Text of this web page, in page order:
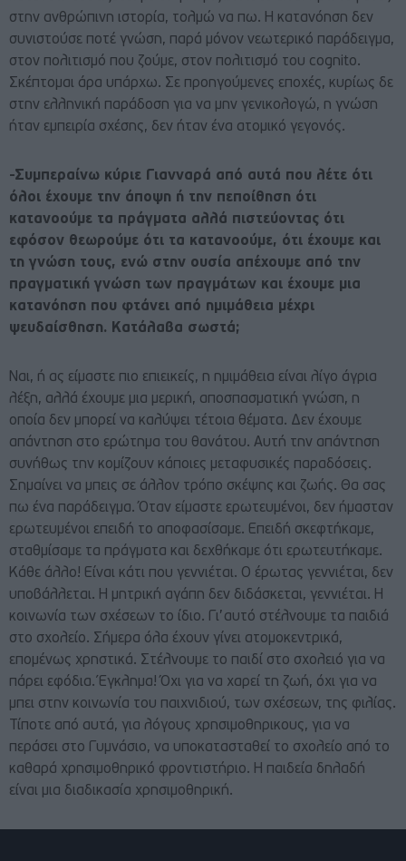
στην ανθρώπινη ιστορία, τολμώ να πω. Η κατανόηση δεν
συνιστούσε ποτέ γνώση, παρά μόνον νεωτερικό παράδειγμα,
στον πολιτισμό που ζούμε, στον πολιτισμό του cognito.
Σκέπτομαι άρα υπάρχω. Σε προηγούμενες εποχές, κυρίως δε
στην ελληνική παράδοση για να μην γενικολογώ, η γνώση
ήταν εμπειρία σχέσης, δεν ήταν ένα ατομικό γεγονός.
-Συμπεραίνω κύριε Γιανναρά από αυτά που λέτε ότι
όλοι έχουμε την άποψη ή την πεποίθηση ότι
κατανοούμε τα πράγματα αλλά πιστεύοντας ότι
εφόσον θεωρούμε ότι τα κατανοούμε, ότι έχουμε και
τη γνώση τους, ενώ στην ουσία απέχουμε από την
πραγματική γνώση των πραγμάτων και έχουμε μια
κατανόηση που φτάνει από ημιμάθεια μέχρι
ψευδαίσθηση. Κατάλαβα σωστά;
Ναι, ή ας είμαστε πιο επιεικείς, η ημιμάθεια είναι λίγο άγρια
λέξη, αλλά έχουμε μια μερική, αποσπασματική γνώση, η
οποία δεν μπορεί να καλύψει τέτοια θέματα. Δεν έχουμε
απάντηση στο ερώτημα του θανάτου. Αυτή την απάντηση
συνήθως την κομίζουν κάποιες μεταφυσικές παραδόσεις.
Σημαίνει να μπεις σε άλλον τρόπο σκέψης και ζωής. Θα σας
πω ένα παράδειγμα. Όταν είμαστε ερωτευμένοι, δεν ήμασταν
ερωτευμένοι επειδή το αποφασίσαμε. Επειδή σκεφτήκαμε,
σταθμίσαμε τα πράγματα και δεχθήκαμε ότι ερωτευτήκαμε.
Κάθε άλλο! Είναι κάτι που γεννιέται. Ο έρωτας γεννιέται, δεν
υποβάλλεται. Η μητρική αγάπη δεν διδάσκεται, γεννιέται. Η
κοινωνία των σχέσεων το ίδιο. Γι’αυτό στέλνουμε τα παιδιά
στο σχολείο. Σήμερα όλα έχουν γίνει ατομοκεντρικά,
επομένως χρηστικά. Στέλνουμε το παιδί στο σχολειό για να
πάρει εφόδια. Έγκλημα! Όχι για να χαρεί τη ζωή, όχι για να
μπει στην κοινωνία του παιχνιδιού, των σχέσεων, της φιλίας.
Τίποτε από αυτά, για λόγους χρησιμοθηρικους, για να
περάσει στο Γυμνάσιο, να υποκατασταθεί το σχολείο από το
καθαρά χρησιμοθηρικό φροντιστήριο. Η παιδεία δηλαδή
είναι μια διαδικασία χρησιμοθηρική.